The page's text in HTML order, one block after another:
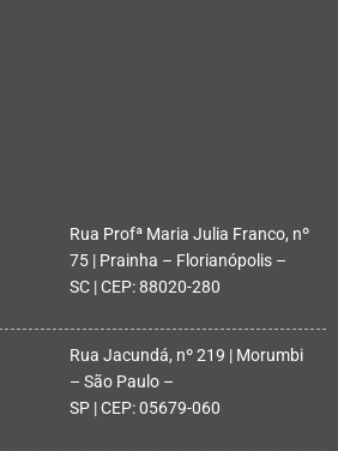
Rua Profª Maria Julia Franco, nº
75 | Prainha – Florianópolis –
SC | CEP: 88020-280
Rua Jacundá, nº 219 | Morumbi
– São Paulo –
SP | CEP: 05679-060